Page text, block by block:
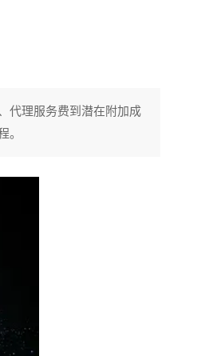
代理服务费到潜在附加成
。